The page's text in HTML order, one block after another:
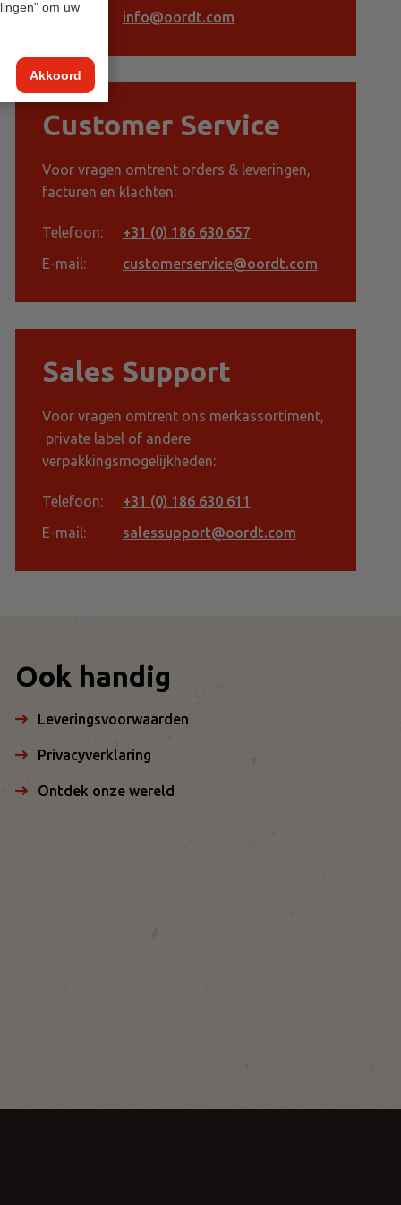
om uw
Akkoord
E-mail:
info@oordt.com
Customer Service
Voor vragen omtrent orders & leveringen,
facturen en klachten:
Telefoon:
+31 (0) 186 630 657
E-mail:
customerservice@oordt.com
Sales Support
Voor vragen omtrent ons merkassortiment,
private label of andere
verpakkingsmogelijkheden:
Telefoon:
+31 (0) 186 630 611
E-mail:
salessupport@oordt.com
Ook handig
Leveringsvoorwaarden
Privacyverklaring
Ontdek onze wereld